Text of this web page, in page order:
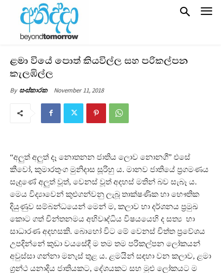
ළමා වියේ පොත් කියවිල්ල සහ පරිකල්පන
කැලඹිල්ල
By සංස්කාරක November 11, 2018
“අලුත් අලුත් දෑ නොතනන ජාතිය ලොව නොනගී” එසේ
කීවෝ, කුමාරතුංග මුනිදාස සූරිහු ය. මානව ජාතියේ ප්‍රගමණය
සැදුණේ අලුත් වූත්, වෙනස් වූත් අදහස් මතින් බව සැබෑ ය.
මෙය විද්‍යාවෙන් කුළුගන්වනු ලැබූ තාක්ෂණික හා භෞතික
දියුණුව සම්බන්ධයෙන් මෙන් ම, කලාව හා දර්ශනය ප්‍රමුඛ
කොට ගත් චින්තනමය අභිවෘද්ධිය විෂයයෙහි ද සත්‍ය හා
සාධාරණ අදහසකි. බොහෝ විට මේ වෙනස් චිත්ත ප්‍රවේශය
උපදින්නේ කුඩා වයසේදී ම තම තම පරිකල්පන ලෝකයන්
අවුස්සා ගන්නා මනැස් තුළ ය. ළමයින් සඳහා වන කලාව, ළමා
ග්‍රන්ථ යනාදිය ජාතියකට, දේශයකට සහ මුළු ලෝකයට ම